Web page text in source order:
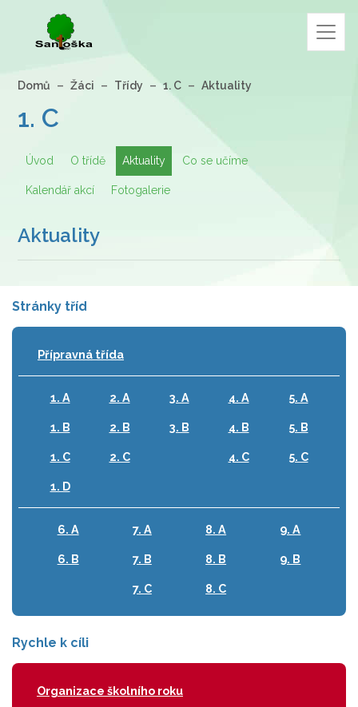
Domů Žáci Třídy 1. C Aktuality
1. C
Úvod O třídě Aktuality Co se učíme
Kalendář akcí Fotogalerie
Aktuality
Stránky tříd
Přípravná třída
1. A
1. B
1. C
1. D
2. A
2. B
2. C
3. A
3. B
4. A
4. B
4. C
5. A
5. B
5. C
6. A
6. B
7. A
7. B
7. C
8. A
8. B
8. C
9. A
9. B
Rychle k cíli
Organizace školního roku